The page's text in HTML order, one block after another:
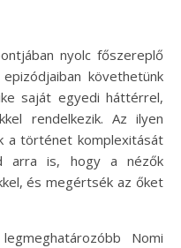
nyolc főszereplő
követhetünk
saját egyedi háttérrel,
rendelkezik. Az ilyen
a történet komplexitását
arra is, hogy a nézők
és megértsék az őket
Nomi